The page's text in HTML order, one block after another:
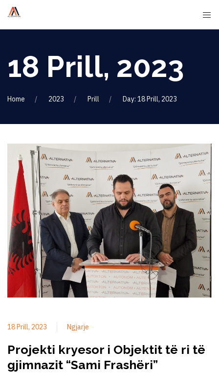
18 Prill, 2023
Home 2023 Prill Day: 18 Prill, 2023
18 Prill, 2023 Ngjarje
Projekti kryesor i Objektit të ri të
gjimnazit “Sami Frashëri”